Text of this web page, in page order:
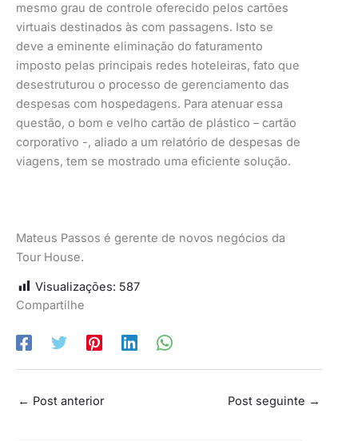
mesmo grau de controle oferecido pelos cartões
virtuais destinados às com passagens. Isto se
deve a eminente eliminação do faturamento
imposto pelas principais redes hoteleiras, fato que
desestruturou o processo de gerenciamento das
despesas com hospedagens. Para atenuar essa
questão, o bom e velho cartão de plástico – cartão
corporativo -, aliado a um relatório de despesas de
viagens, tem se mostrado uma eficiente solução.
Mateus Passos é gerente de novos negócios da
Tour House.
Visualizações: 587
Compartilhe
← Post anterior Post seguinte →